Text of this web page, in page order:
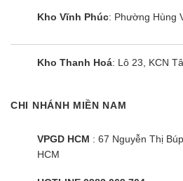
Kho Vĩnh Phúc: Phường Hùng
Kho Thanh Hoá: Lô 23, KCN
CHI NHÁNH MIỀN NAM
VPGD HCM : 67 Nguyễn Thị
HCM